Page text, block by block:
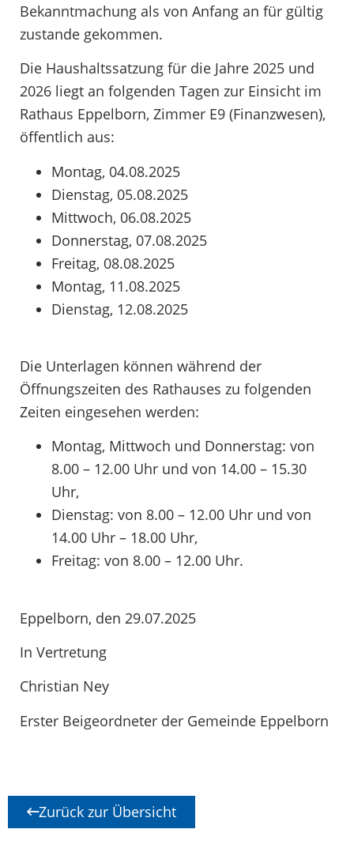
Bekanntmachung als von Anfang an für gültig
zustande gekommen.
Die Haushaltssatzung für die Jahre 2025 und
2026 liegt an folgenden Tagen zur Einsicht im
Rathaus Eppelborn, Zimmer E9 (Finanzwesen),
öffentlich aus:
Montag, 04.08.2025
Dienstag, 05.08.2025
Mittwoch, 06.08.2025
Donnerstag, 07.08.2025
Freitag, 08.08.2025
Montag, 11.08.2025
Dienstag, 12.08.2025
Die Unterlagen können während der
Öffnungszeiten des Rathauses zu folgenden
Zeiten eingesehen werden:
Montag, Mittwoch und Donnerstag: von
8.00 – 12.00 Uhr und von 14.00 – 15.30
Uhr,
Dienstag: von 8.00 – 12.00 Uhr und von
14.00 Uhr – 18.00 Uhr,
Freitag: von 8.00 – 12.00 Uhr.
Eppelborn, den 29.07.2025
In Vertretung
Christian Ney
Erster Beigeordneter der Gemeinde Eppelborn
Zurück zur Übersicht